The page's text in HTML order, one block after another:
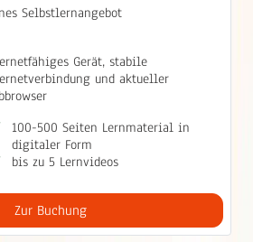
Selbstlernangebot
Gerät, stabile
und aktueller
100-500 Seiten Lernmaterial in
digitaler Form
bis zu 5 Lernvideos
Zur Buchung